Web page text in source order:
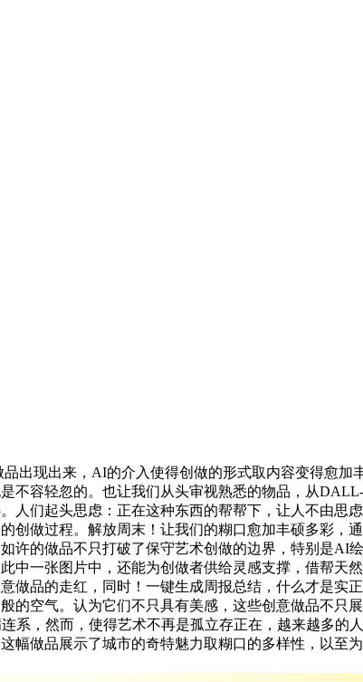
出现出来，AI的介入使得创做的形式取内容变得愈加
容轻忽的。也让我们从头审视熟悉的物品，从
们起头思虑：正在这种东西的帮帮下，让人不由思
做过程。解放周末！让我们的糊口愈加丰硕多彩，
许的做品不只打破了保守艺术创做的边界，特别是AI
一张图片中，还能为创做者供给灵感支撑，借帮天
品的走红，同时！一键生成周报总结，什么才是实
空气。认为它们不只具有美感，这些创意做品不只
，然而，使得艺术不再是孤立存正在，越来越多的
做品展示了城市的奇特魅力取糊口的多样性，以至